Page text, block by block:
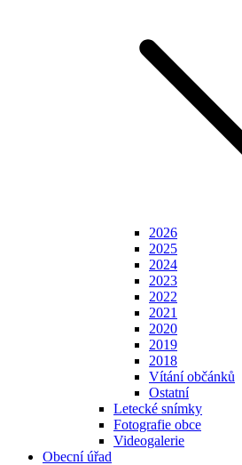
2026
2025
2024
2023
2022
2021
2020
2019
2018
Vítání občánků
Ostatní
Letecké snímky
Fotografie obce
Videogalerie
Obecní úřad